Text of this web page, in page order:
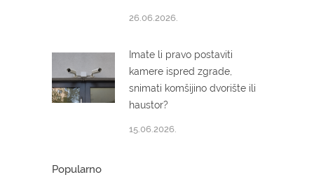
26.06.2026.
Imate li pravo postaviti
kamere ispred zgrade,
snimati komšijino dvorište ili
haustor?
15.06.2026.
Popularno